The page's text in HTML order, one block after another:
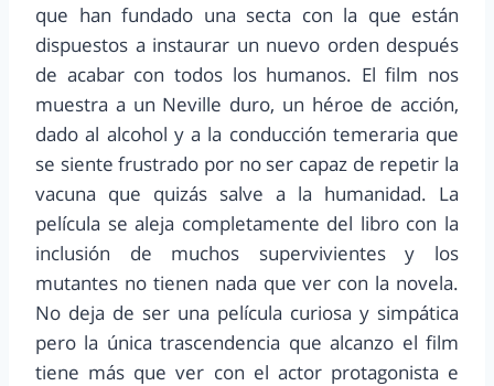
que han fundado una secta con la que están
dispuestos a instaurar un nuevo orden después
de acabar con todos los humanos. El film nos
muestra a un Neville duro, un héroe de acción,
dado al alcohol y a la conducción temeraria que
se siente frustrado por no ser capaz de repetir la
vacuna que quizás salve a la humanidad. La
película se aleja completamente del libro con la
inclusión de muchos supervivientes y los
mutantes no tienen nada que ver con la novela.
No deja de ser una película curiosa y simpática
pero la única trascendencia que alcanzo el film
tiene más que ver con el actor protagonista e